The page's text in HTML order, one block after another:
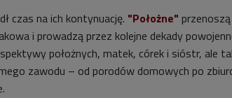
czas na ich kontynuację. "Położne"
i prowadzą przez kolejne dekady
położnych, matek, córek i sióstr, ale
zawodu – od porodów domowych po